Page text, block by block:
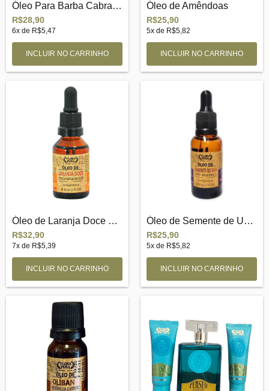
Óleo Para Barba Cabra Arretado
R$28,90
6x de R$5,47
Óleo de Amêndoas
R$25,90
5x de R$5,82
Óleo de Laranja Doce 30ml
R$32,90
7x de R$5,39
Óleo de Semente de Uva 30ml
R$25,90
5x de R$5,82